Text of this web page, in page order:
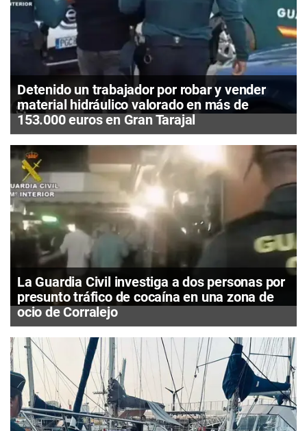
Detenido un trabajador por robar y vender
material hidráulico valorado en más de
153.000 euros en Gran Tarajal
La Guardia Civil investiga a dos personas por
presunto tráfico de cocaína en una zona de
ocio de Corralejo